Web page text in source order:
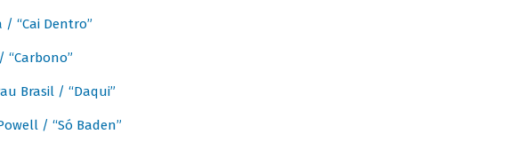
/ “Cai Dentro”
“Carbono”
Brasil / “Daqui”
/ “Só Baden”